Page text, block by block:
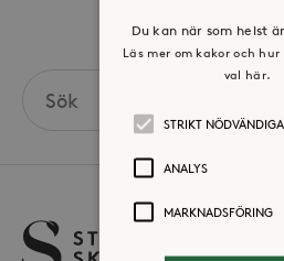
Volontär hos
the
Du kan när som helst
Läs mer om kakor och
val här.
STRIKT NÖDVÄNDIGA
ANALYS
MARKNADSFÖRING